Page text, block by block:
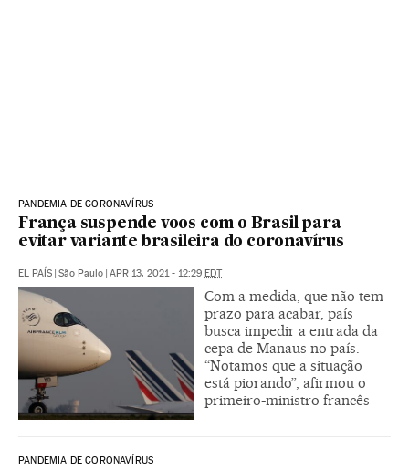
PANDEMIA DE CORONAVÍRUS
França suspende voos com o Brasil para
evitar variante brasileira do coronavírus
EL PAÍS | São Paulo | APR 13, 2021 - 12:29 EDT
Com a medida, que não tem
prazo para acabar, país
busca impedir a entrada da
cepa de Manaus no país.
“Notamos que a situação
está piorando”, afirmou o
primeiro-ministro francês
PANDEMIA DE CORONAVÍRUS